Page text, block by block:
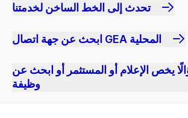
تحدث إلى الخط الساخن لخدمتنا
ابحث عن جهة اتصال GEA المحلية
يخص الإعلام أو المستثمر أو ابحث عن
وظيفة